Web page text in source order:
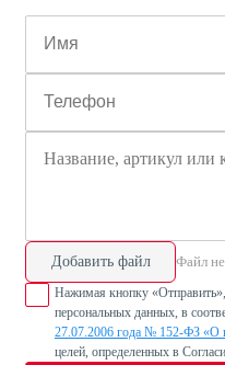
Добавить файл Файл
Нажимая кнопку
персональных данных, в
27.07.2006 года № 152-ФЗ «О
целей, определенных в